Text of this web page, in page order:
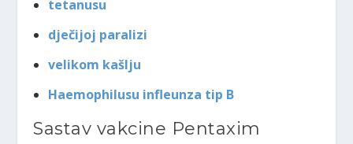
tetanusu
dječijoj paralizi
velikom kašlju
Haemophilusu infleunza tip B
Sastav vakcine Pentaxim